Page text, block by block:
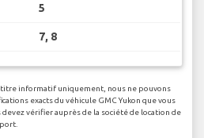
5
7, 8
titre informatif uniquement, nous ne pouvons
exacts du véhicule GMC Yukon que vous
vérifier auprès de la société de location de